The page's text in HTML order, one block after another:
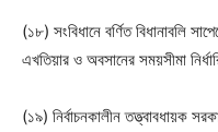
(১৮) সংবিধানে বর্ণিত বিধানাবলি
এখতিয়ার ও অবসানের সময়সীমা
(১৯) নির্বাচনকালীন তত্ত্বাবধায়ক